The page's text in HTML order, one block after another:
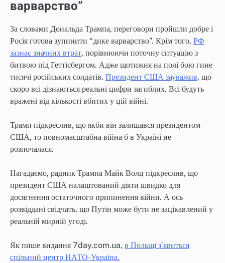
варварство”
За словами Дональда Трампа, переговори пройшли добре і
Росія готова зупинити “дике варварство”. Крім того, РФ
зазнає значних втрат, порівнюючи поточну ситуацію з
битвою під Геттісбергом. Адже щотижня на полі бою гине
тисячі російських солдатів. Президент США зауважив, що
скоро всі дізнаються реальні цифри загиблих. Всі будуть
вражені від кількості вбитих у цій війні.
Трамп підкреслив, що якби він залишався президентом
США, то повномасштабна війна б в Україні не
розпочалася.
Нагадаємо, радник Трампа Майк Волц підкреслив, що
президент США налаштований діяти швидко для
досягнення остаточного припинення війни. А ось
розвіддані свідчать, що Путін може бути не зацікавлений у
реальній мирній угоді.
Як пише видання 7day.com.ua, в Польщі з’явиться
спільний центр НАТО-Україна.